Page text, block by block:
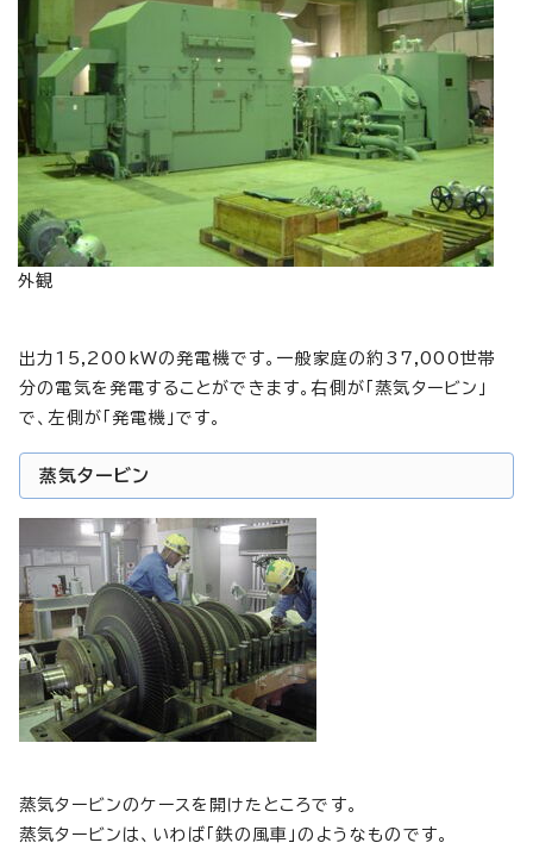
外観
出力15,200kWの発電機です。一般家庭の約37,000世帯
分の電気を発電することができます。右側が「蒸気タービン」
で、左側が「発電機」です。
蒸気タービン
蒸気タービンのケースを開けたところです。
蒸気タービンは、いわば「鉄の風車」のようなものです。